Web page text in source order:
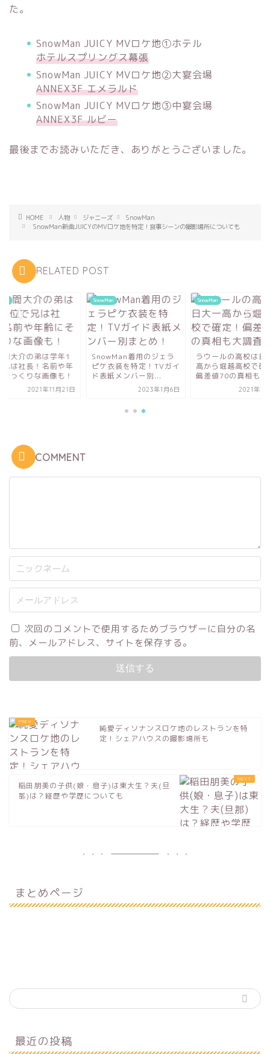
た。
SnowMan JUICY MVロケ地①ホテル
ホテルスプリングス幕張
SnowMan JUICY MVロケ地②大宴会場
ANNEX3F エメラルド
SnowMan JUICY MVロケ地③中宴会場
ANNEX3F ルビー
最後までお読みいただき、ありがとうございました。
HOME 人物 ジャニーズ
SnowMan
SnowMan新曲JUICYのMVロケ地を特定！食事シーンの撮影場所についても
RELATED POST
間大介の弟は学年1
兄は社長！名前や年
そっくりな画像も！
2021年11月21日
SnowMan
SnowMan着用のジェラ
ピケ衣装を特定！TVガイ
ド表紙メンバー別...
2023年1月6日
SnowMan
ラウールの高校は日
高から堀越高校で確
偏差値70の真相も
2021年12
COMMENT
次回のコメントで使用するためブラウザーに自分の名
前、メールアドレス、サイトを保存する。
純愛ディソナンスロケ地のレストランを特
定！シェアハウスの撮影場所も
稲田朋美の子供(娘・息子)は東大生？夫(旦
那)は？経歴や学歴についても
まとめページ
最近の投稿